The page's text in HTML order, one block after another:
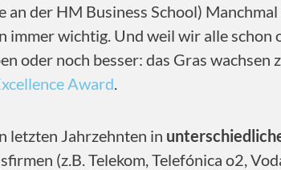
der HM Business School)
wichtig. Und weil wir alle
oder noch besser: das Gras
Award.
letzten Jahrzehnten in
(z.B. Telekom, Telefónica o2,